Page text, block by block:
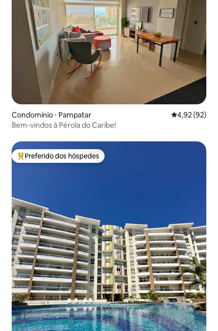
Condomínio ⋅ Pampatar 4,92 de uma
4,92 (92)
Bem-vindos à Pérola do Caribe!
Entre os melhores preferidos dos hóspedes
Preferido dos hóspedes